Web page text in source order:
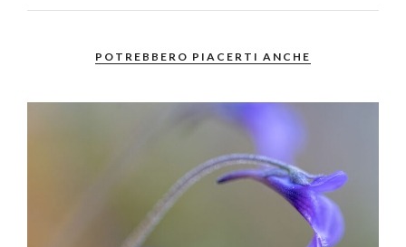
POTREBBERO PIACERTI ANCHE